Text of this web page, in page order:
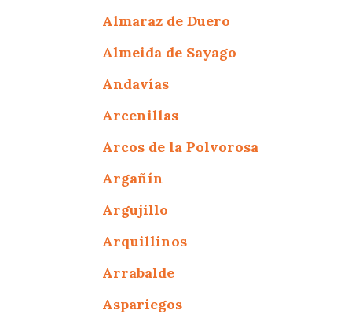
Almaraz de Duero
Almeida de Sayago
Andavías
Arcenillas
Arcos de la Polvorosa
Argañín
Argujillo
Arquillinos
Arrabalde
Aspariegos